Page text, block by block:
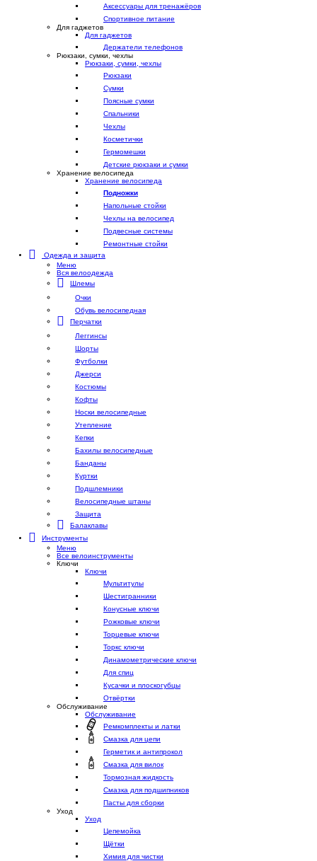
Аксессуары для тренажёров
Спортивное питание
Для гаджетов
Для гаджетов
Держатели телефонов
Рюкзаки, сумки, чехлы
Рюкзаки, сумки, чехлы
Рюкзаки
Сумки
Поясные сумки
Спальники
Чехлы
Косметички
Гермомешки
Детские рюкзаки и сумки
Хранение велосипеда
Хранение велосипеда
Подножки
Напольные стойки
Чехлы на велосипед
Подвесные системы
Ремонтные стойки
Одежда и защита
Меню
Вся велоодежда
Шлемы
Очки
Обувь велосипедная
Перчатки
Леггинсы
Шорты
Футболки
Джерси
Костюмы
Кофты
Носки велосипедные
Утепление
Кепки
Бахилы велосипедные
Банданы
Куртки
Подшлемники
Велосипедные штаны
Защита
Балаклавы
Инструменты
Меню
Все велоинструменты
Ключи
Ключи
Мультитулы
Шестигранники
Конусные ключи
Рожковые ключи
Торцевые ключи
Торкс ключи
Динамометрические ключи
Для спиц
Кусачки и плоскогубцы
Отвёртки
Обслуживание
Обслуживание
Ремкомплекты и латки
Смазка для цепи
Герметик и антипрокол
Смазка для вилок
Тормозная жидкость
Смазка для подшипников
Пасты для сборки
Уход
Уход
Цепемойка
Щётки
Химия для чистки